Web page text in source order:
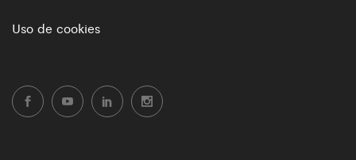
Uso de cookies